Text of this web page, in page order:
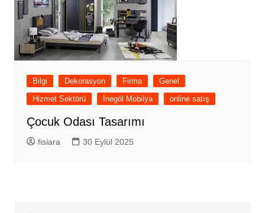
Bilgi Dekorasyon Firma
Genel
Hizmet Sektörü
İnegöl Mobilya online satış
Çocuk Odası Tasarımı
fisiara 30 Eylül 2025